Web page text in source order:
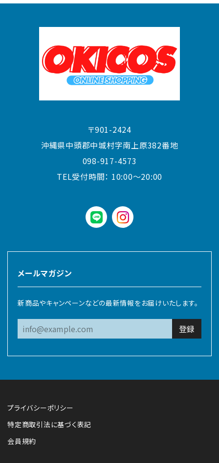
〒901-2424
沖縄県中頭郡中城村字南上原382番地
098-917-4573
TEL受付時間： 10:00〜20:00
LINE instagram
メールマガジン
新商品やキャンペーンなどの最新情報をお届けいたします。
登録
プライバシーポリシー
特定商取引法に基づく表記
会員規約